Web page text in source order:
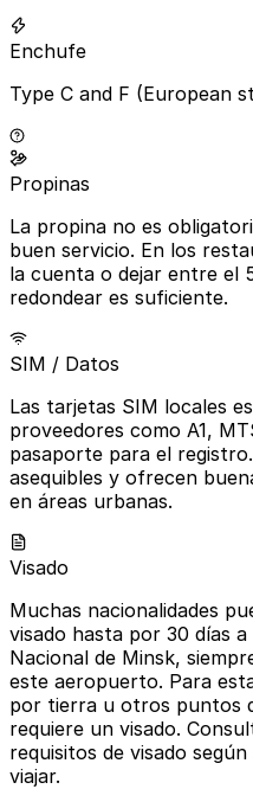
Enchufe
Type C and F (European
Propinas
La propina no es
buen servicio. En los
la cuenta o dejar entre el
redondear es suficiente.
SIM / Datos
Las tarjetas SIM locales
proveedores como A1,
pasaporte para el
asequibles y ofrecen
en áreas urbanas.
Visado
Muchas nacionalidades
visado hasta por 30 días
Nacional de Minsk,
este aeropuerto. Para
por tierra u otros puntos
requiere un visado.
requisitos de visado
viajar.